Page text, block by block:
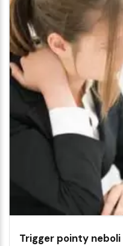
Trigger pointy